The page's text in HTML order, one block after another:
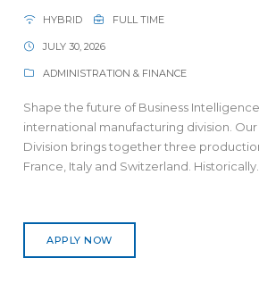
HYBRID FULL TIME
JULY 30, 2026
ADMINISTRATION & FINANCE
Shape the future of Business
international manufacturing division.
Division brings together three
France, Italy and Switzerland. Historically...
APPLY NOW